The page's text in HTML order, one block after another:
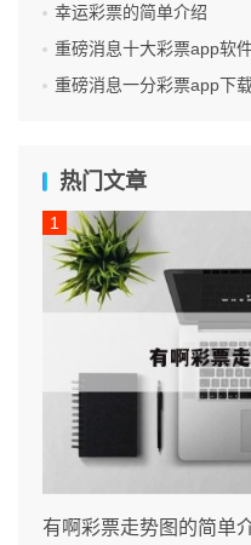
幸运彩票的简单介绍
重磅消息十大彩票app软
重磅消息一分彩票app下
热门文章
有啊彩票走势图的简单